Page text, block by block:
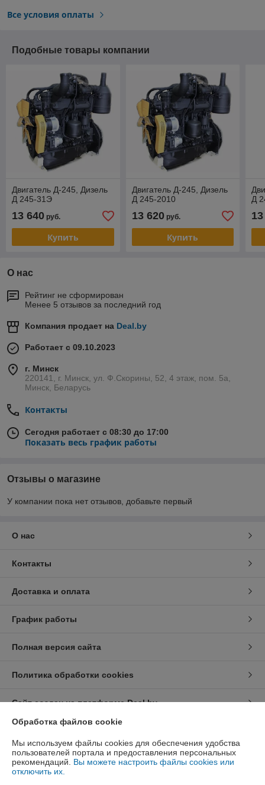
Все условия оплаты
Подобные товары компании
Двигатель Д-245, Дизель
Д 245-31Э
13 640 руб.
Купить
Двигатель Д-245, Дизель
Д 245-2010
13 620руб.
Купить
Д
О нас
Рейтинг не сформирован
Менее 5 отзывов за последний год
Компания продает на Deal.by
Работает с 09.10.2023
г. Минск
220141, г. Минск, ул. Ф.Скорины, 52, 4 этаж, пом. 5а,
Минск, Беларусь
Контакты
Сегодня работает с 08:30 до 17:00
Показать весь график работы
Отзывы о магазине
У компании пока нет отзывов, добавьте первый
О нас
Контакты
Доставка и оплата
График работы
Полная версия сайта
Политика обработки cookies
Сайт создан на платформе Deal.by
Информация для покупателя
Юридическое лицо:ООО «Техноферма»
220141, г. Минск, ул. Ф.Скорины, 52, 4 этаж, пом. 5а
Обработка файлов cookie
Мы используем файлы cookies для обеспечения удобства
пользователей портала и предоставления персональных
рекомендаций. Вы можете настроить файлы cookies или
отключить их.